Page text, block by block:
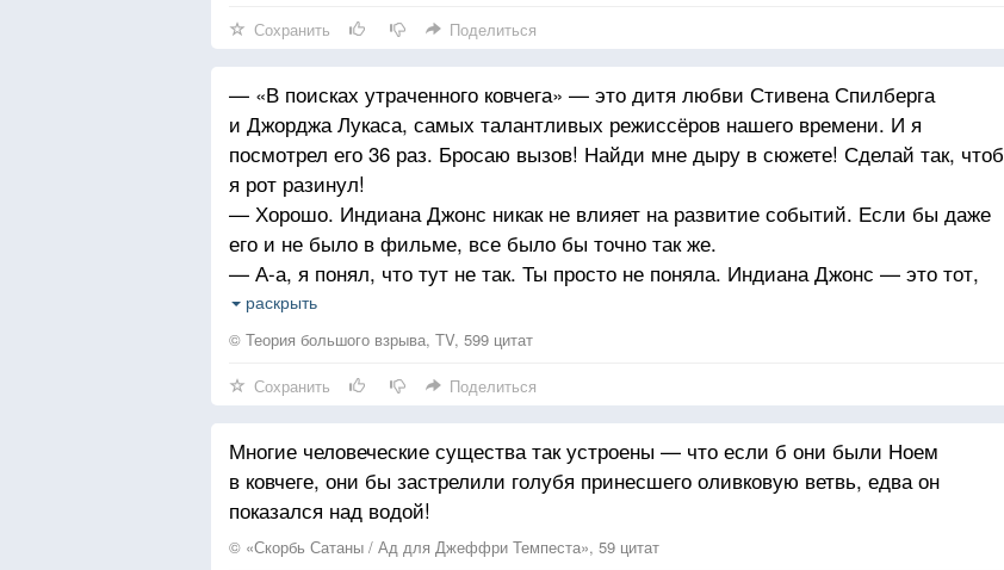
Я залягу, как в окопе:
Кто там первый под обстрел?
Пусть ковчег утоп в потопе —
Я покуда что у дел!
Мой удел — не ваши списки
Мой удел — мои дела
Я рассталась по-английски,
Но — еще не умерла!
Сохранить Поделиться
— «В поисках утраченного ковчега» — это дитя любви Стивена Спилберга
и Джорджа Лукаса, самых талантливых режиссёров нашего времени. И я
посмотрел его 36 раз. Бросаю вызов! Найди мне дыру в сюжете! Сделай так, чтоб
я рот разинул!
— Хорошо. Индиана Джонс никак не влияет на развитие событий. Если бы даже
его и не было в фильме, все было бы точно так же.
— А-а, я понял, что тут не так. Ты просто не поняла. Индиана Джонс — это тот,
что в шляпе и с хлыстом.
— Я все поняла. И если бы его не было в фильме, нацисты бы нашли ковчег,
—
раскрыть
© Теория большого взрыва, TV, 599 цитат
Сохранить Поделиться
Многие человеческие существа так устроены — что если б они были Ноем
в ковчеге, они бы застрелили голубя принесшего оливковую ветвь, едва он
показался над водой!
© «Скорбь Сатаны / Ад для Джеффри Темпеста», 59 цитат